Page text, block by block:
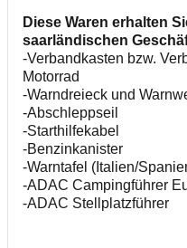
Diese Waren erhalten
saarländischen
-Verbandkasten bzw.
Motorrad
-Warndreieck und
-Abschleppseil
-Starthilfekabel
-Benzinkanister
-Warntafel (Italien/
-ADAC Campingführer
-ADAC Stellplatzführer